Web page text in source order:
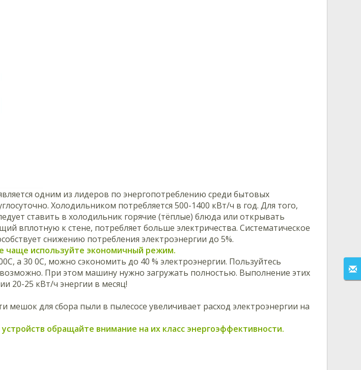
одним из лидеров по энергопотреблению среди бытовых
Холодильником потребляется 500-1400 кВт/ч в год. Для того,
ставить в холодильник горячие (тёплые) блюда или открывать
вплотную к стене, потребляет больше электричества. Систематическое
снижению потребления электроэнергии до 5%.
чаще используйте экономичный режим.
а 30 0С, можно сэкономить до 40 % электроэнергии. Пользуйтесь
При этом машину нужно загружать полностью. Выполнение этих
20-25 кВт/ч энергии в месяц!
мешок для сбора пыли в пылесосе увеличивает расход электроэнергии на
обращайте внимание на их класс энергоэффективности.